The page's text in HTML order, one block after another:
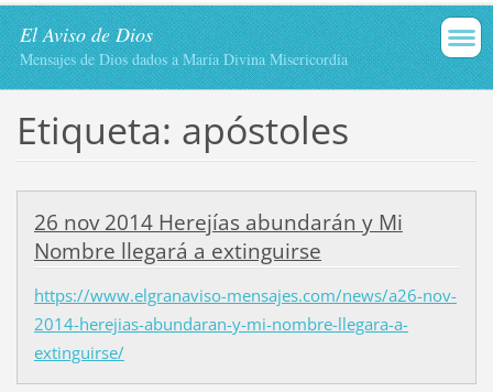
El Aviso de Dios
Mensajes de Dios dados a María Divina Misericordia
Etiqueta: apóstoles
26 nov 2014 Herejías abundarán y Mi
Nombre llegará a extinguirse
https://www.elgranaviso-mensajes.com/news/a26-nov-
2014-herejias-abundaran-y-mi-nombre-llegara-a-
extinguirse/